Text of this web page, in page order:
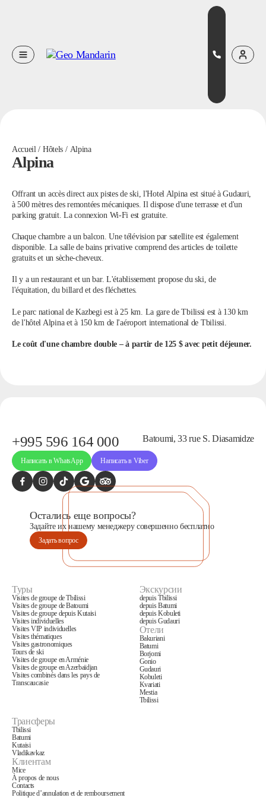
Accueil Hôtels Alpina
Alpina
Offrant un accès direct aux pistes de ski, l'Hotel Alpina est situé à Gudauri,
à 500 mètres des remontées mécaniques. Il dispose d'une terrasse et d'un
parking gratuit. La connexion Wi-Fi est gratuite.
Chaque chambre a un balcon. Une télévision par satellite est également
disponible. La salle de bains privative comprend des articles de toilette
gratuits et un sèche-cheveux.
Il y a un restaurant et un bar. L'établissement propose du ski, de
l'équitation, du billard et des fléchettes.
Le parc national de Kazbegi est à 25 km. La gare de Tbilissi est à 130 km
de l'hôtel Alpina et à 150 km de l'aéroport international de Tbilissi.
Le coût d'une chambre double – à partir de 125 $ avec petit déjeuner.
+995 596 164 000 Batoumi, 33 rue S. Diasamidze
Написать в WhatsApp Написать в Viber
Остались еще вопросы?
Задайте их нашему менеджеру совершенно бесплатно
Задать вопрос
Туры
Visites de groupe de Tbilissi
Visites de groupe de Batoumi
Visites de groupe depuis Kutaisi
Visites individuelles
Visites VIP individuelles
Visites thématiques
Visites gastronomiques
Tours de ski
Visites de groupe en Arménie
Visites de groupe en Azerbaïdjan
Visites combinés dans les pays de
Transcaucasie
Экскурсии
depuis Tbilissi
depuis Batumi
depuis Kobuleti
depuis Gudauri
Отели
Bakuriani
Batumi
Borjomi
Gonio
Gudauri
Kobuleti
Kvariati
Mestia
Tbilissi
Трансферы
Tbilissi
Batumi
Kutaisi
Vladikavkaz
Клиентам
Mice
À propos de nous
Contacts
Politique d’annulation et de remboursement
Оставьте свои данные
Наш менеджер скоро свяжется с вами
Нажимая на кнопку, вы соглашаетесь с условиями
Бронирование
Оставьте свои данные, чтобы мы могли связаться с вами
Кол-во человек: 0
1. Выберите нужный автомобиль
2. Заполните форму
Заказать трансфер
Нажимая на кнопку, вы соглашаетесь с условиями
конфиденциальности
Заявка успешно отправлена!